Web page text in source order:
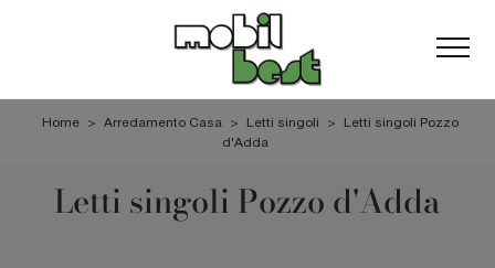
Home > Arredamento Casa > Letti singoli >
Letti singoli Pozzo
d'Adda
Letti singoli Pozzo d'Adda